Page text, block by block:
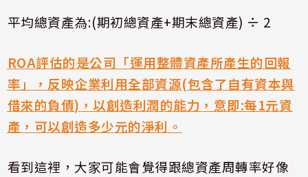
平均總資產為:(期初總資產+期末總資產) ÷ 2
ROA評估的是公司「運用整體資產所產生的回報
率」，反映企業利用全部資源(包含了自有資本與
借來的負債) ，以創造利潤的能力，意即:每1元資
產，可以創造多少元的淨利。
看到這裡，大家可能會覺得跟總資產周轉率好像